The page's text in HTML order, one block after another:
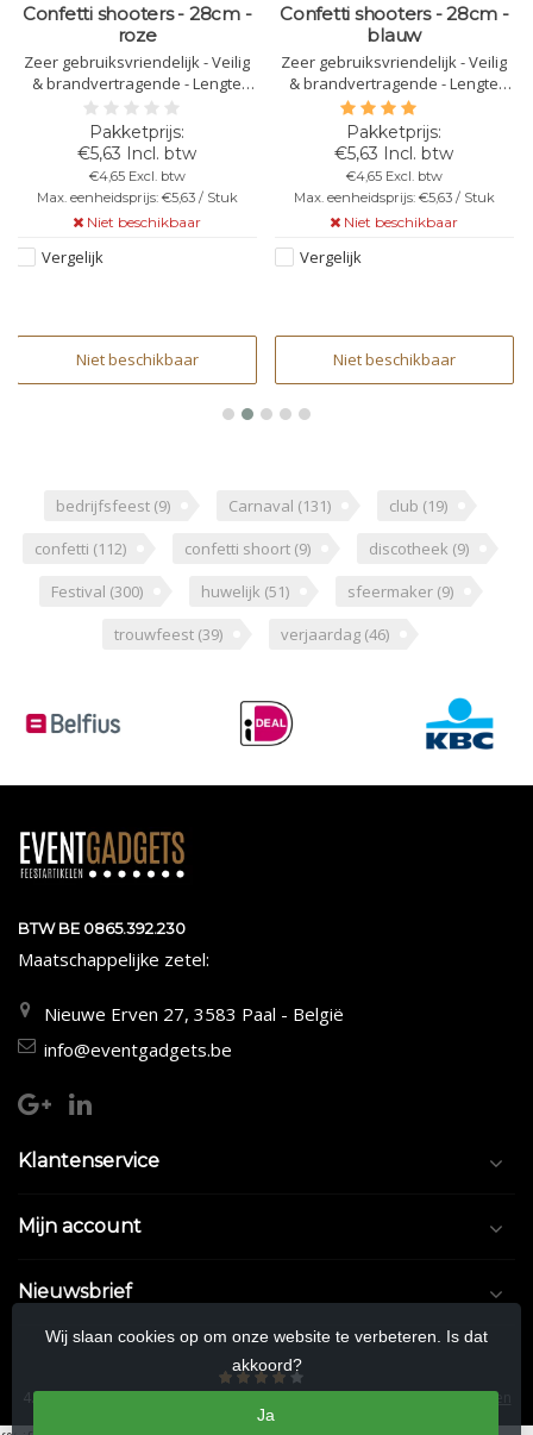
Confetti shooters - 28cm -
roze
Zeer gebruiksvriendelijk - Veilig
& brandvertragende - Lengte
van 28cm - Kleur: Roze confetti -
Let op: confetti kan beperkt
afgeven en richt het confetti
kanon nooit op anderen!
€5,63 Incl. btw
€4,65 Excl. btw
Max. eenheidsprijs: €5,63 / Stuk
Niet beschikbaar
Vergelijk
Niet beschikbaar
Confetti shooters - 28cm -
blauw
Zeer gebruiksvriendelijk - Veilig
& brandvertragende - Lengte
van 28cm - Kleur: Blauwe confetti
- Let op: Richt het confetti kanon
nooit op anderen!
€5,63 Incl. btw
€4,65 Excl. btw
Max. eenheidsprijs: €5,63 / Stuk
Niet beschikbaar
Vergelijk
Niet beschikbaar
bedrijfsfeest (9) Carnaval (131) club (19)
confetti (112) confetti shoort (9) discotheek (9)
Festival (300) huwelijk (51) sfeermaker (9)
trouwfeest (39) verjaardag (46)
BTW BE 0865.392.230
Maatschappelijke zetel:
Nieuwe Erven 27, 3583 Paal - België
info@eventgadgets.be
Klantenservice
Mijn account
Nieuwsbrief
4.5/5sterren op basis van9/10beoordelingen.Lees 9/10 beoordelingen
Wij slaan cookies op om onze website te verbeteren. Is dat
akkoord?
Ja